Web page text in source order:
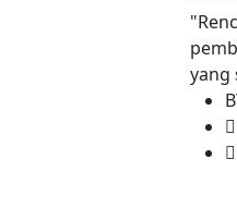
yang